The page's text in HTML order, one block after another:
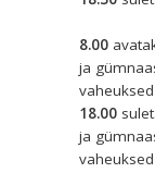
8.00
ja
vaheuksed
18.00
ja